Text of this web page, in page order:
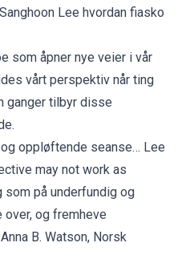
Lee hvordan fiasko
som åpner nye veier i vår
vårt perspektiv når ting
ganger tilbyr disse
oppløftende seanse… Lee
may not work as
på underfundig og
og fremheve
B. Watson, Norsk